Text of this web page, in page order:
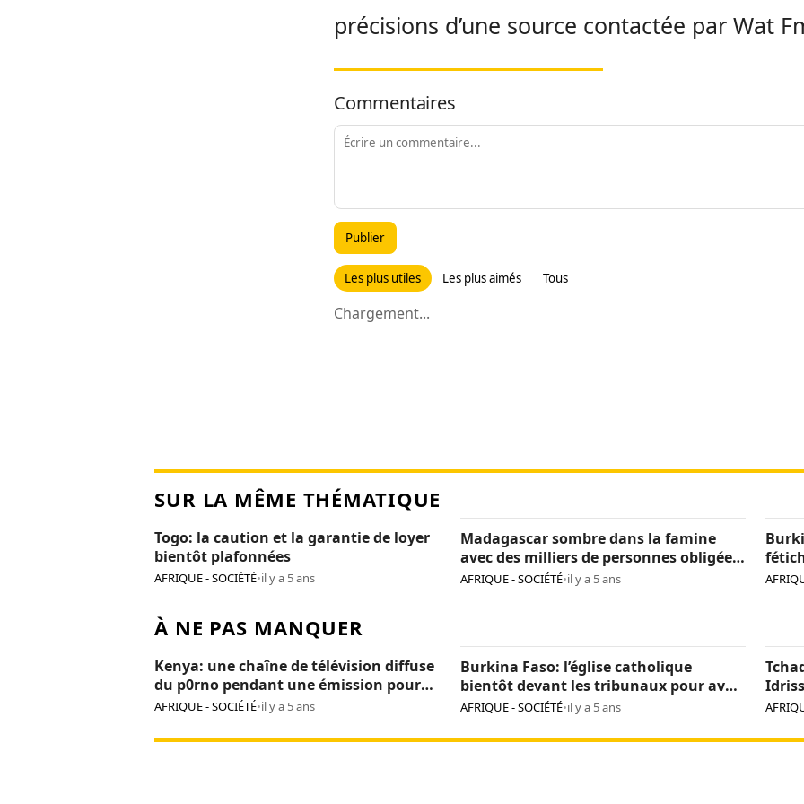
précisions d’une source contactée par Wat
Commentaires
Publier
Les plus utiles Les plus aimés Tous
Chargement...
SUR LA MÊME THÉMATIQUE
Togo: la caution et la garantie de loyer
bientôt plafonnées
AFRIQUE - SOCIÉTÉ•il y a 5 ans
Madagascar sombre dans la famine
avec des milliers de personnes obligées
de manger des criquets
AFRIQUE - SOCIÉTÉ•il y a 5 ans
À NE PAS MANQUER
Kenya: une chaîne de télévision diffuse
du p0rno pendant une émission pour
enfants
AFRIQUE - SOCIÉTÉ•il y a 5 ans
Burkina Faso: l’église catholique
bientôt devant les tribunaux pour avoir
incinéré des fétiches
AFRIQUE - SOCIÉTÉ•il y a 5 ans